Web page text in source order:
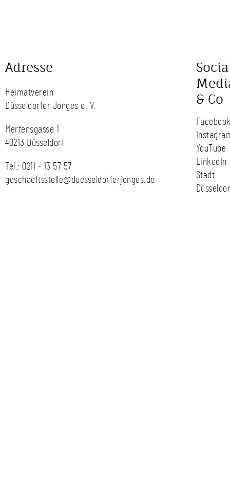
Adresse
Heimatverein
Düsseldorfer Jonges e. V.
Mertensgasse 1
40213 Düsseldorf
Tel.: 0211 - 13 57 57
geschaeftsstelle@duesseldorferjonges.de
& Co
YouTube
LinkedIn
Stadt